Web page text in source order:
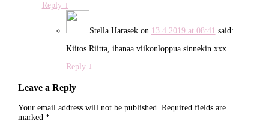
Reply ↓
Stella Harasekon 13.4.2019 at 08:41 said:
Kiitos Riitta, ihanaa viikonloppua sinnekin xxx
Reply ↓
Leave a Reply
Your email address will not be published. Required fields are
marked *